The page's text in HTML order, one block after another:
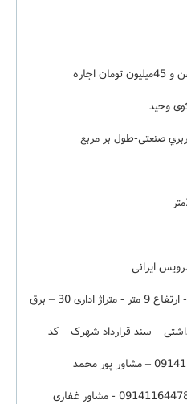
وحید
ایرانی
سالن بهداشتی - ارتفاع 9 متر - متراژ اداری 30 – برق
و بهداشتی – سند قرارداد شهرک – کد
25194 - مشاور مهرآیین 09141165660 – مشاور پور محمد
09141167662 – مشاور رحیمی 09141164478 - مشاور غفاری